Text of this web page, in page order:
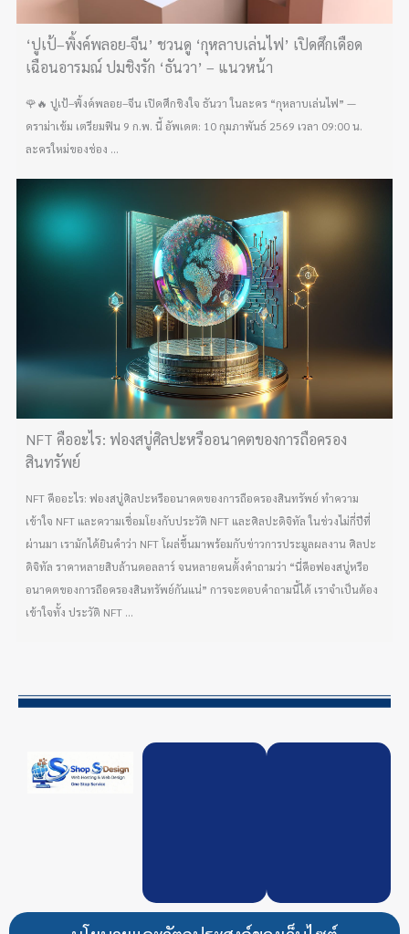
‘ปูเป้–พิ้งค์พลอย-จีน’ ชวนดู ‘กุหลาบเล่นไฟ’ เปิดศึกเดือด
เฉือนอารมณ์ ปมชิงรัก ‘ธันวา’ – แนวหน้า
🌹🔥 ปูเป้–พิ้งค์พลอย–จีน เปิดศึกชิงใจ ธันวา ในละคร “กุหลาบเล่นไฟ” —
ดราม่าเข้ม เตรียมฟิน 9 ก.พ. นี้ อัพเดต: 10 กุมภาพันธ์ 2569 เวลา 09:00 น.
ละครใหม่ของช่อง ...
NFT คืออะไร: ฟองสบู่ศิลปะหรืออนาคตของการถือครอง
สินทรัพย์
NFT คืออะไร: ฟองสบู่ศิลปะหรืออนาคตของการถือครองสินทรัพย์ ทำความ
เข้าใจ NFT และความเชื่อมโยงกับประวัติ NFT และศิลปะดิจิทัล ในช่วงไม่กี่ปีที่
ผ่านมา เรามักได้ยินคำว่า NFT โผล่ขึ้นมาพร้อมกับข่าวการประมูลผลงาน ศิลปะ
ดิจิทัล ราคาหลายสิบล้านดอลลาร์ จนหลายคนตั้งคำถามว่า “นี่คือฟองสบู่หรือ
อนาคตของการถือครองสินทรัพย์กันแน่” การจะตอบคำถามนี้ได้ เราจำเป็นต้อง
เข้าใจทั้ง ประวัติ NFT ...